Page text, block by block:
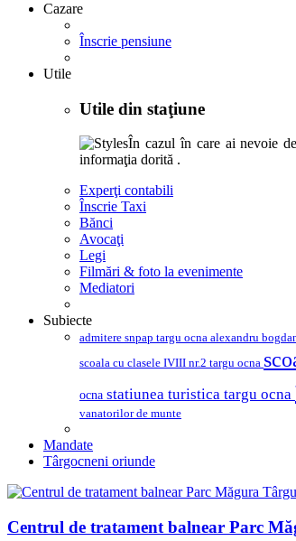
Cazare
Înscrie pensiune
Utile
Utile din staţiune
În cazul în care ai nevoie
informaţia dorită .
Experţi contabili
Înscrie Taxi
Bănci
Avocaţi
Legi
Filmări & foto la evenimente
Mediatori
Subiecte
admitere snpap targu ocna alexandru
scoala cu clasele IVIII nr.2 targu ocna
ocna statiunea turistica targu ocna
vanatorilor de munte
Mandate
Târgocneni oriunde
Centrul de tratament balnear Parc